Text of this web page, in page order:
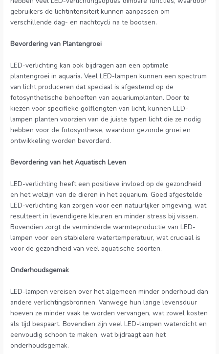
gebruikers de lichtintensiteit kunnen aanpassen om
verschillende dag- en nachtcycli na te bootsen.
Bevordering van Plantengroei
LED-verlichting kan ook bijdragen aan een optimale
plantengroei in aquaria. Veel LED-lampen kunnen een spectrum
van licht produceren dat speciaal is afgestemd op de
fotosynthetische behoeften van aquariumplanten. Door te
kiezen voor specifieke golflengten van licht, kunnen LED-
lampen planten voorzien van de juiste typen licht die ze nodig
hebben voor de fotosynthese, waardoor gezonde groei en
ontwikkeling worden bevorderd.
Bevordering van het Aquatisch Leven
LED-verlichting heeft een positieve invloed op de gezondheid
en het welzijn van de dieren in het aquarium. Goed afgestelde
LED-verlichting kan zorgen voor een natuurlijker omgeving, wat
resulteert in levendigere kleuren en minder stress bij vissen.
Bovendien zorgt de verminderde warmteproductie van LED-
lampen voor een stabielere watertemperatuur, wat cruciaal is
voor de gezondheid van veel aquatische soorten.
Onderhoudsgemak
LED-lampen vereisen over het algemeen minder onderhoud dan
andere verlichtingsbronnen. Vanwege hun lange levensduur
hoeven ze minder vaak te worden vervangen, wat zowel kosten
als tijd bespaart. Bovendien zijn veel LED-lampen waterdicht en
eenvoudig schoon te maken, wat bijdraagt aan het
onderhoudsgemak.